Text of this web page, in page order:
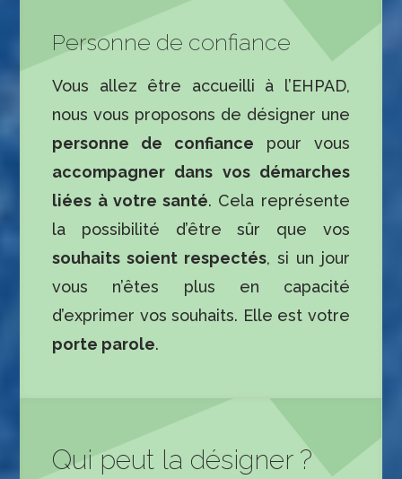
Personne de confiance
Vous allez être accueilli à l’EHPAD,
nous vous proposons de désigner une
personne de confiance pour vous
accompagner dans vos démarches
liées à votre santé. Cela représente
la possibilité d’être sûr que vos
souhaits soient respectés, si un jour
vous n’êtes plus en capacité
d’exprimer vos souhaits. Elle est votre
porte parole.
Qui peut la désigner ?